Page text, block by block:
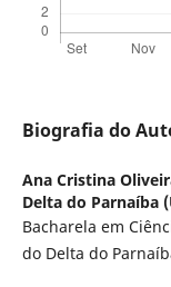
Biografia do
Ana Cristina
Delta do Parnaíba
Bacharela em
do Delta do